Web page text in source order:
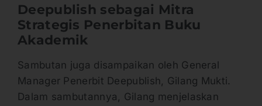
Deepublish sebagai Mitra
Strategis Penerbitan Buku
Akademik
Sambutan juga disampaikan oleh General
Manager Penerbit Deepublish, Gilang Mukti.
Dalam sambutannya, Gilang menjelaskan